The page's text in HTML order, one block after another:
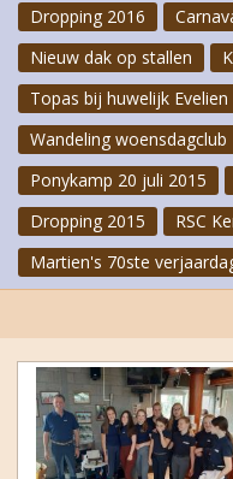
Dropping 2016
Nieuw dak op stallen
Topas bij huwelijk Evelien
Wandeling woensdagclub
Ponykamp 20 juli 2015
Dropping 2015
RSC
Martien's 70ste